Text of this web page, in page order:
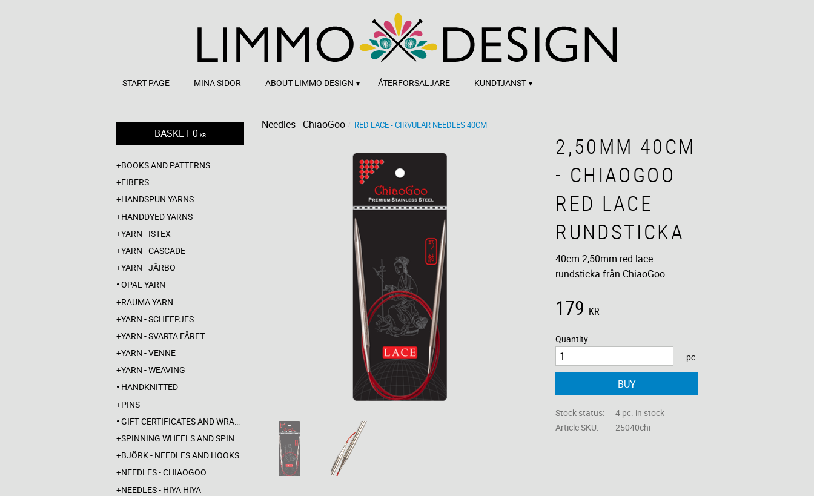
START PAGE MINA SIDOR ABOUT LIMMO DESIGN ÅTERFÖRSÄLJARE KUNDTJÄNST
Needles - ChiaoGoo RED LACE - CIRVULAR NEEDLES 40CM
2,50MM 40CM
- CHIAOGOO
RED LACE
RUNDSTICKA
40cm 2,50mm red lace
rundsticka från ChiaoGoo.
179 KR
Quantity
pc.
BUY
Stock status
4 pc. in stock
Article SKU
25040chi
BASKET0 KR
BOOKS AND PATTERNS
FIBERS
HANDSPUN YARNS
HANDDYED YARNS
YARN - ISTEX
YARN - CASCADE
YARN - JÄRBO
OPAL YARN
RAUMA YARN
YARN - SCHEEPJES
YARN - SVARTA FÅRET
YARN - VENNE
YARN - WEAVING
HANDKNITTED
PINS
GIFT CERTIFICATES AND WRAPPINGS
SPINNING WHEELS AND SPINDLES
BJÖRK - NEEDLES AND HOOKS
NEEDLES - CHIAOGOO
NEEDLES - HIYA HIYA